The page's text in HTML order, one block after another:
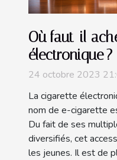
Où faut-il
électronique ?
24 octobre 2023
La cigarette
nom de e-cigarette
Du fait de ses
diversifiés, cet
les jeunes. Il est de